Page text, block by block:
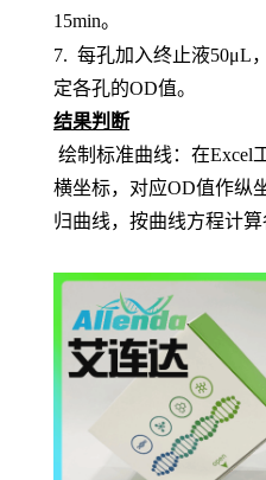
15min。
7. 每孔加入终止液50μL
定各孔的OD值。
结果判断
绘制标准曲线：在Excel
横坐标，对应OD值作纵
归曲线，按曲线方程计算